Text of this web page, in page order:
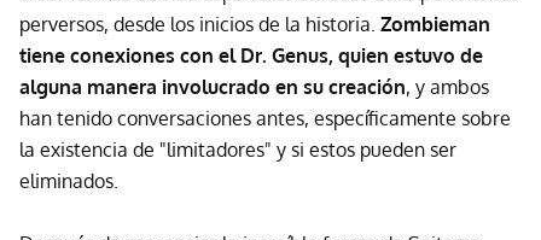
perversos, desde los inicios de la historia. Zombieman
tiene conexiones con el Dr. Genus, quien estuvo de
alguna manera involucrado en su creación, y ambos
han tenido conversaciones antes, específicamente sobre
la existencia de "limitadores" y si estos pueden ser
eliminados.